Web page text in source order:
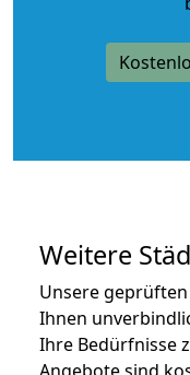
Weitere
Unsere
Ihnen
Ihre Bedürfnisse
Angebote sind